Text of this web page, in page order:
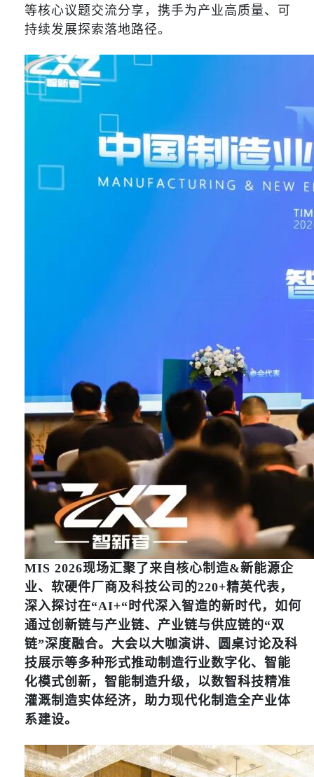
等核心议题交流分享，携手为产业高质量、可
持续发展探索落地路径。
MIS 2026现场汇聚了来自核心制造&新能源企
业、软硬件厂商及科技公司的220+精英代表，
深入探讨在“AI+“时代深入智造的新时代，如何
通过创新链与产业链、产业链与供应链的“双
链”深度融合。大会以大咖演讲、圆桌讨论及科
技展示等多种形式推动制造行业数字化、智能
化模式创新，智能制造升级，以数智科技精准
灌溉制造实体经济，助力现代化制造全产业体
系建设。